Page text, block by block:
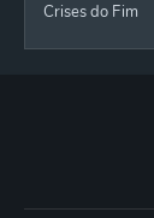
Crises do Fim